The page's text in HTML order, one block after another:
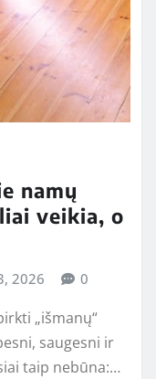
namų
veikia, o
2026 0
„išmanų“
saugesni ir
taip nebūna:…